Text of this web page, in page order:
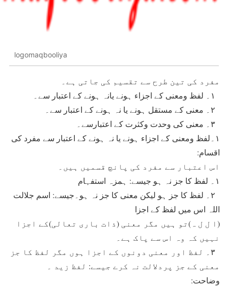
logomaqbooliya
مفرد کی تین طرح سے تقسیم کی جاتی ہے۔
۱۔لفظ ومعنی کے اجزاء ہونے یا نہ ہونے کے اعتبار سے مفرد کی
اقسام:
اس اعتبار سے مفرد کی پانچ قسمیں ہیں۔
۱۔ لفظ کا جز نہ ہو جیسے: ہمزہ استفہام
۲۔ لفظ کا جز ہو لیکن معنی کا جز نہ ہو۔جیسے: اسم جلالت
اللہ اس میں لفظ کے اجزا
(ا ل ل ہ)تو ہیں مگر معنی (ذات باری تعالی)کے اجزا
نہیں کہ وہ اس سے پاک ہے۔
۳۔ لفظ اور معنی دونوں کے اجزا ہوں مگر لفظ کا جز
معنی کے جز پردلالت نہ کرے جیسے: لفظ زید ۔
وضاحت: